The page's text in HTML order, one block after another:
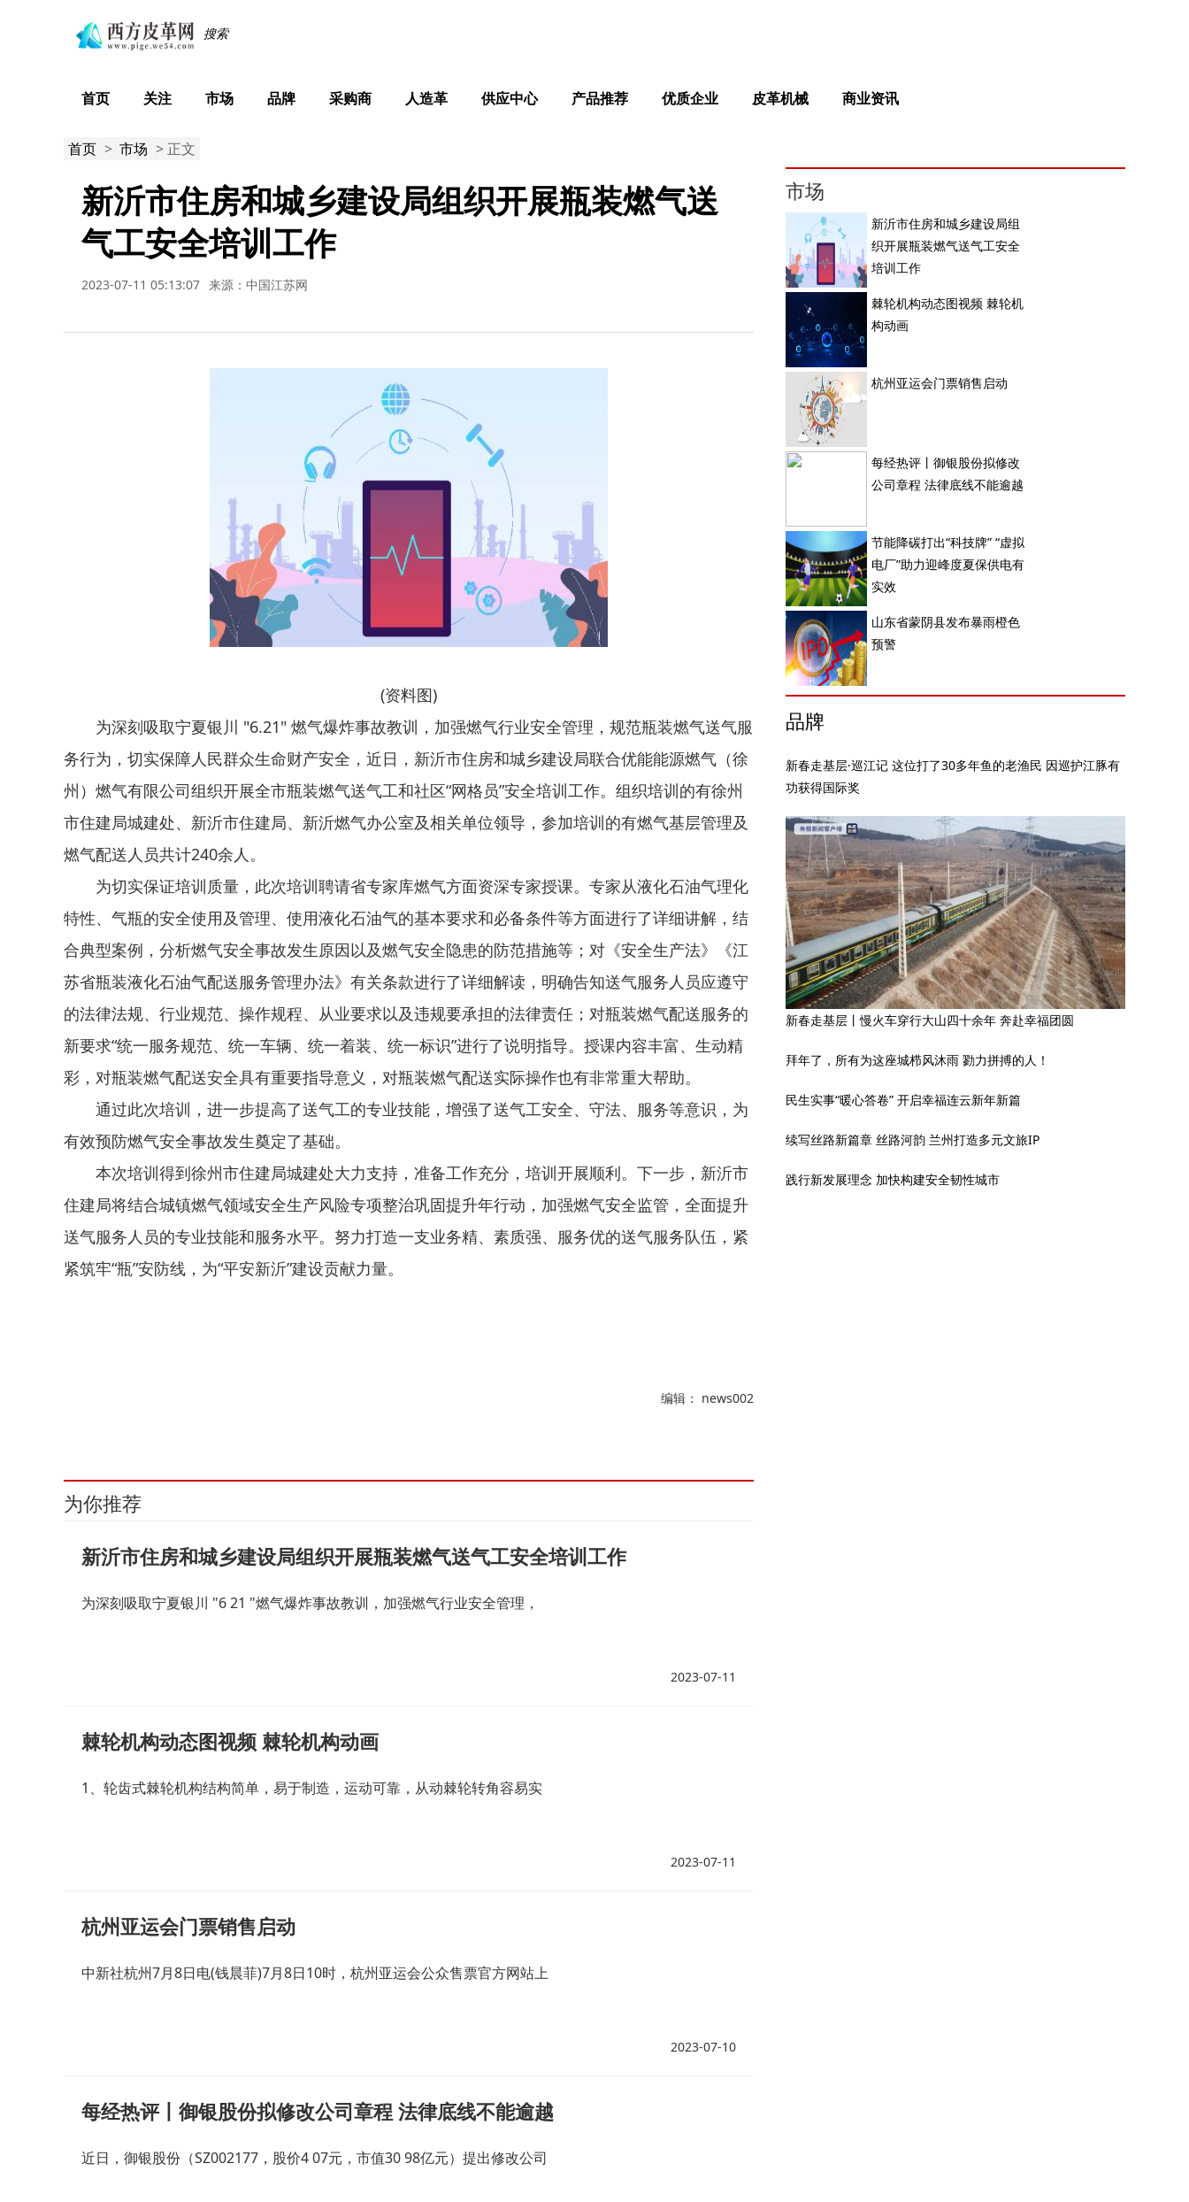
首页 关注 市场 品牌 采购商 人造革 供应中心 产品推荐 优质企业 皮革机械 商业资讯
首页 > 市场 > 正文
新沂市住房和城乡建设局组织开展瓶装燃气送
气工安全培训工作
2023-07-11 05:13:07 来源：中国江苏网
(资料图)
为深刻吸取宁夏银川 "6.21" 燃气爆炸事故教训，加强燃气行业安全管理，规范瓶装燃气送气服
务行为，切实保障人民群众生命财产安全，近日，新沂市住房和城乡建设局联合优能能源燃气（徐
州）燃气有限公司组织开展全市瓶装燃气送气工和社区“网格员”安全培训工作。组织培训的有徐州
市住建局城建处、新沂市住建局、新沂燃气办公室及相关单位领导，参加培训的有燃气基层管理及
燃气配送人员共计240余人。
为切实保证培训质量，此次培训聘请省专家库燃气方面资深专家授课。专家从液化石油气理化
特性、气瓶的安全使用及管理、使用液化石油气的基本要求和必备条件等方面进行了详细讲解，结
合典型案例，分析燃气安全事故发生原因以及燃气安全隐患的防范措施等；对《安全生产法》《江
苏省瓶装液化石油气配送服务管理办法》有关条款进行了详细解读，明确告知送气服务人员应遵守
的法律法规、行业规范、操作规程、从业要求以及违规要承担的法律责任；对瓶装燃气配送服务的
新要求“统一服务规范、统一车辆、统一着装、统一标识”进行了说明指导。授课内容丰富、生动精
彩，对瓶装燃气配送安全具有重要指导意义，对瓶装燃气配送实际操作也有非常重大帮助。
通过此次培训，进一步提高了送气工的专业技能，增强了送气工安全、守法、服务等意识，为
有效预防燃气安全事故发生奠定了基础。
本次培训得到徐州市住建局城建处大力支持，准备工作充分，培训开展顺利。下一步，新沂市
住建局将结合城镇燃气领域安全生产风险专项整治巩固提升年行动，加强燃气安全监管，全面提升
送气服务人员的专业技能和服务水平。努力打造一支业务精、素质强、服务优的送气服务队伍，紧
紧筑牢“瓶”安防线，为“平安新沂”建设贡献力量。
编辑： news002
为你推荐
新沂市住房和城乡建设局组织开展瓶装燃气送气工安全培训工作
为深刻吸取宁夏银川 "6 21 "燃气爆炸事故教训，加强燃气行业安全管理，
2023-07-11
棘轮机构动态图视频 棘轮机构动画
1、轮齿式棘轮机构结构简单，易于制造，运动可靠，从动棘轮转角容易实
2023-07-11
杭州亚运会门票销售启动
中新社杭州7月8日电(钱晨菲)7月8日10时，杭州亚运会公众售票官方网站上
2023-07-10
每经热评丨御银股份拟修改公司章程 法律底线不能逾越
近日，御银股份（SZ002177，股价4 07元，市值30 98亿元）提出修改公司
市场
新沂市住房和城乡建设局组
织开展瓶装燃气送气工安全
培训工作
棘轮机构动态图视频 棘轮机
构动画
杭州亚运会门票销售启动
每经热评丨御银股份拟修改
公司章程 法律底线不能逾越
节能降碳打出“科技牌” “虚拟
电厂”助力迎峰度夏保供电有
实效
山东省蒙阴县发布暴雨橙色
预警
品牌
新春走基层·巡江记 这位打了30多年鱼的老渔民 因巡护江豚有
功获得国际奖
新春走基层丨慢火车穿行大山四十余年 奔赴幸福团圆
拜年了，所有为这座城栉风沐雨 勠力拼搏的人！
民生实事“暖心答卷” 开启幸福连云新年新篇
续写丝路新篇章 丝路河韵 兰州打造多元文旅IP
践行新发展理念 加快构建安全韧性城市